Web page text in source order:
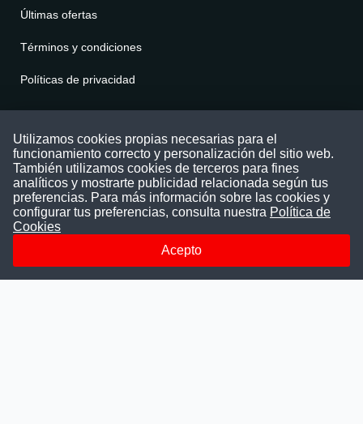
Últimas ofertas
Términos y condiciones
Políticas de privacidad
Puede comunicarse con nosotros a través
nuestras redes sociales o del correo:
contacto@convocatoriasdetrabajo.com
Siguenos en:
Utilizamos cookies propias necesarias para el
funcionamiento correcto y personalización del sitio web.
También utilizamos cookies de terceros para fines
analíticos y mostrarte publicidad relacionada según tus
preferencias. Para más información sobre las cookies y
configurar tus preferencias, consulta nuestra Política de
Cookies
Acepto